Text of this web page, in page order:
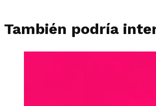
También podría